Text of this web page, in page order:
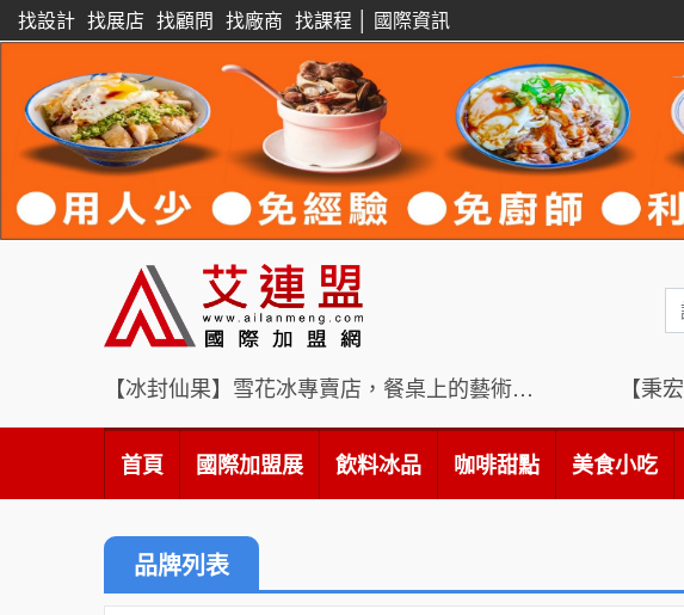
找設計 找展店 找顧問 找廠商 找課程 國際資訊
【冰封仙果】雪花冰專賣店，餐桌上的藝術饗宴 【秉
首頁 國際加盟展 飲料冰品 咖啡甜點 美食小吃
品牌列表